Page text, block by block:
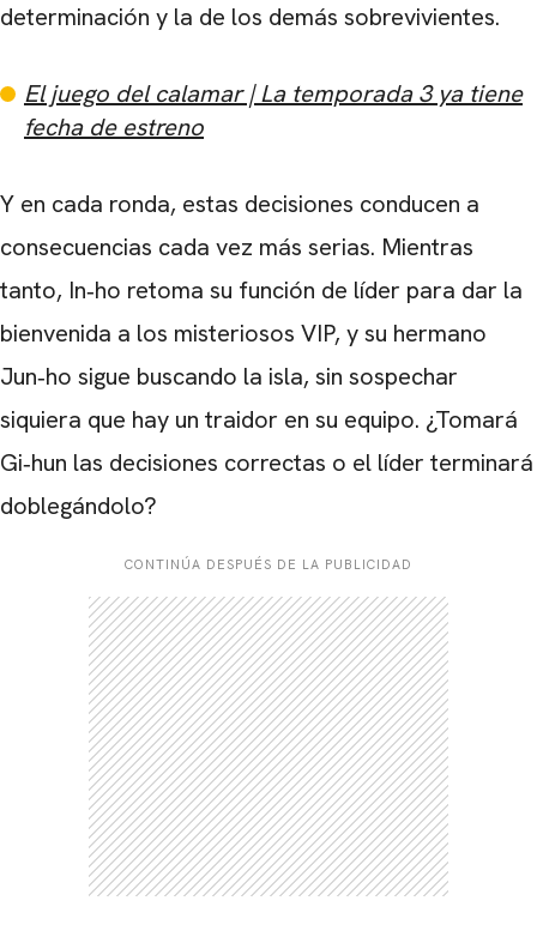
determinación y la de los demás sobrevivientes.
El juego del calamar | La temporada 3 ya tiene
fecha de estreno
Y en cada ronda, estas decisiones conducen a
consecuencias cada vez más serias. Mientras
tanto, In‑ho retoma su función de líder para dar la
bienvenida a los misteriosos VIP, y su hermano
Jun‑ho sigue buscando la isla, sin sospechar
siquiera que hay un traidor en su equipo. ¿Tomará
Gi‑hun las decisiones correctas o el líder terminará
doblegándolo?
CONTINÚA DESPUÉS DE LA PUBLICIDAD